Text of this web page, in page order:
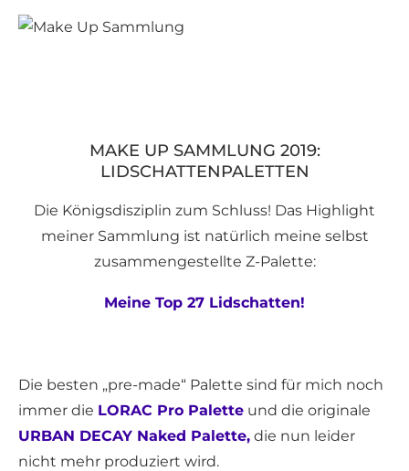
MAKE UP SAMMLUNG 2019:
LIDSCHATTENPALETTEN
Die Königsdisziplin zum Schluss! Das Highlight
meiner Sammlung ist natürlich meine selbst
zusammengestellte Z-Palette:
Meine Top 27 Lidschatten!
Die besten „pre-made“ Palette sind für mich noch
immer die LORAC Pro Palette und die originale
URBAN DECAY Naked Palette, die nun leider
nicht mehr produziert wird.